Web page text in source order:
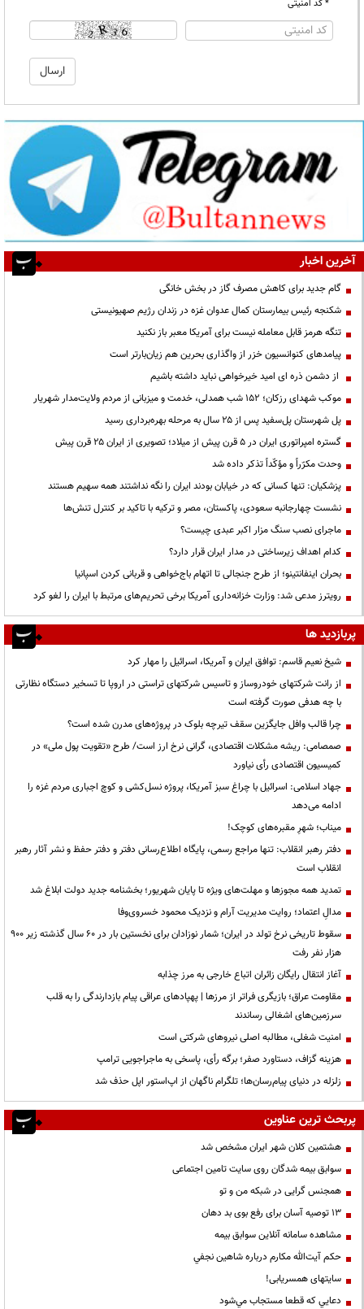
* کد امنیتی
آخرین اخبار
گام جدید برای کاهش مصرف گاز در بخش خانگی
شکنجه رئیس بیمارستان کمال عدوان غزه در زندان رژیم صهیونیستی
تنگه هرمز قابل معامله نیست برای آمریکا معبر باز نکنید
پیامدهای کنوانسیون خزر از واگذاری بحرین هم زیان‌بارتر است
از دشمن ذره ای امید خیرخواهی نباید داشته باشیم
موکب شهدای رزکان؛ ۱۵۲ شب همدلی، خدمت و میزبانی از مردم ولایت‌مدار شهریار
پل شهرستان پل‌سفید پس از ۲۵ سال به مرحله بهره‌برداری رسید
گستره امپراتوری ایران در ۵ قرن پیش از میلاد؛ تصویری از ایران ۲۵ قرن پیش
وحدت مکرّراً و مؤکّداً تذکر داده شد
پزشکیان: تنها کسانی که در خیابان بودند ایران را نگه نداشتند همه سهیم هستند
نشست چهارجانبه سعودی، پاکستان، مصر و ترکیه با تاکید بر کنترل تنش‌ها
ماجرای نصب سنگ مزار اکبر عبدی چیست؟
کدام اهداف زیرساختی در مدار ایران قرار دارد؟
بحران اینفانتینو؛ از طرح جنجالی تا اتهام باج‌خواهی و قربانی کردن اسپانیا
رویترز مدعی شد: وزارت خزانه‌داری آمریکا برخی تحریم‌های مرتبط با ایران را لغو کرد
پربازدید ها
شیخ نعیم قاسم: توافق ایران و آمریکا، اسرائیل را مهار کرد
از رانت‌ شرکتهای خودروساز و تاسیس شرکتهای تراستی در اروپا تا تسخیر دستگاه نظارتی
با چه هدفی صورت گرفته است
چرا قالب وافل جایگزین سقف تیرچه بلوک در پروژه‌های مدرن شده است؟
صمصامی: ریشه مشکلات اقتصادی، گرانی نرخ ارز است/ طرح «تقویت پول ملی» در
کمیسیون اقتصادی رأی نیاورد
جهاد اسلامی: اسرائیل با چراغ سبز آمریکا، پروژه نسل‌کشی و کوچ اجباری مردم غزه را
ادامه می‌دهد
میناب؛ شهرِ مقبره‌های کوچک!
دفتر رهبر انقلاب: تنها مراجع رسمی، پایگاه اطلاع‌رسانی دفتر و دفتر حفظ و نشر آثار رهبر
انقلاب است
تمدید همه مجوزها و مهلت‌های ویژه تا پایان شهریور؛ بخشنامه جدید دولت ابلاغ شد
مدالِ اعتماد؛ روایت مدیریت آرام و نزدیک محمود خسروی‌وفا
سقوط تاریخی نرخ تولد در ایران؛ شمار نوزادان برای نخستین بار در ۶۰ سال گذشته زیر ۹۰۰
هزار نفر رفت
آغاز انتقال رایگان زائران اتباع خارجی به مرز چذابه
مقاومت عراق؛ بازیگری فراتر از مرزها | پهپادهای عراقی پیام بازدارندگی را به قلب
سرزمین‌های اشغالی رساندند
‌امنیت شغلی، مطالبه اصلی نیروهای شرکتی است
هزینه گزاف، دستاورد صفر؛ برگه رأی، پاسخی به ماجراجویی ترامپ
زلزله در دنیای پیام‌رسان‌ها؛ تلگرام ناگهان از اپ‌استور اپل حذف شد
پربحث ترین عناوین
هشتمین کلان شهر ایران مشخص شد
سوابق بیمه شدگان روی سایت تامین اجتماعی
همجنس گرایی در شبکه من و تو
13 توصیه آسان برای رفع بوی بد دهان
مشاهده سامانه آنلاين سوابق بیمه
حكم آيت‌الله مكارم درباره شاهين نجفي
سایتهای همسریابی!
دعايي كه قطعا مستجاب مي‌شود